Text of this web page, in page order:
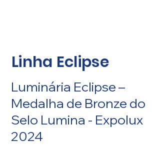
Linha Eclipse
Luminária Eclipse –
Medalha de Bronze do
Selo Lumina - Expolux
2024